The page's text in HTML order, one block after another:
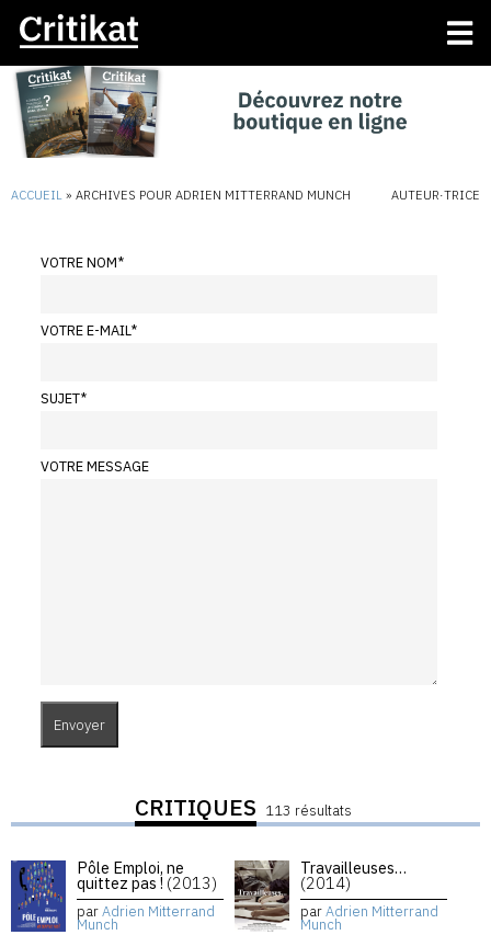
ACCUEIL » ARCHIVES POUR ADRIEN MITTERRAND MUNCH AUTEUR·TRICE
VOTRE NOM*
VOTRE E-MAIL*
SUJET*
VOTRE MESSAGE
CRITIQUES 113 résultats
Pôle Emploi, ne
quittez pas ! (2013)
parAdrien Mitterrand
Munch
Travailleuses…
(2014)
parAdrien Mitterrand
Munch